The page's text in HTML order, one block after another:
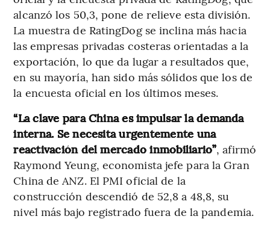
alcanzó los 50,3, pone de relieve esta división.
La muestra de RatingDog se inclina más hacia
las empresas privadas costeras orientadas a la
exportación, lo que da lugar a resultados que,
en su mayoría, han sido más sólidos que los de
la encuesta oficial en los últimos meses.
“La clave para China es impulsar la demanda
interna. Se necesita urgentemente una
reactivación del mercado inmobiliario”, afirmó
Raymond Yeung, economista jefe para la Gran
China de ANZ. El PMI oficial de la
construcción descendió de 52,8 a 48,8, su
nivel más bajo registrado fuera de la pandemia.